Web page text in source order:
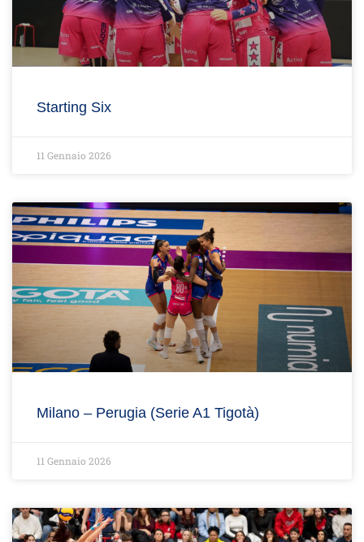
Starting Six
11 Gennaio 2026
Milano – Perugia (Serie A1 Tigotà)
11 Gennaio 2026